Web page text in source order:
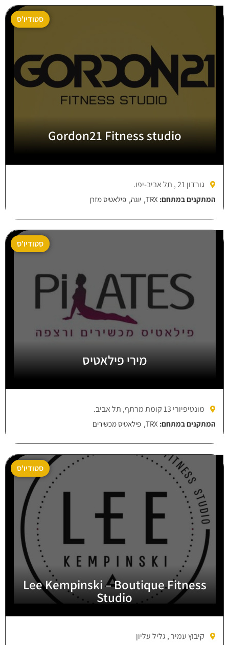
סטודיו'ס
Gordon21 Fitness studio
גורדון 21 , תל אביב-יפו.
המתקנים במתחם: TRX
, יוגה, פילאטיס מזרן
סטודיו'ס
מירי פילאטיס
מונטיפיורי 13 קומת מרתף, תל אביב.
המתקנים במתחם: TRX
, פילאטיס מכשירים
סטודיו'ס
Lee Kempinski – Boutique Fitness
Studio
קיבוץ עמיר , גליל עליון